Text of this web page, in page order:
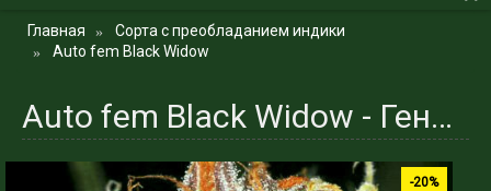
Главная
Сорта с преобладанием индики
Auto fem Black Widow
Auto fem Black Widow - Генетика, эффект и выращивание для опытных и новичков Gold Seed Spain
-20%